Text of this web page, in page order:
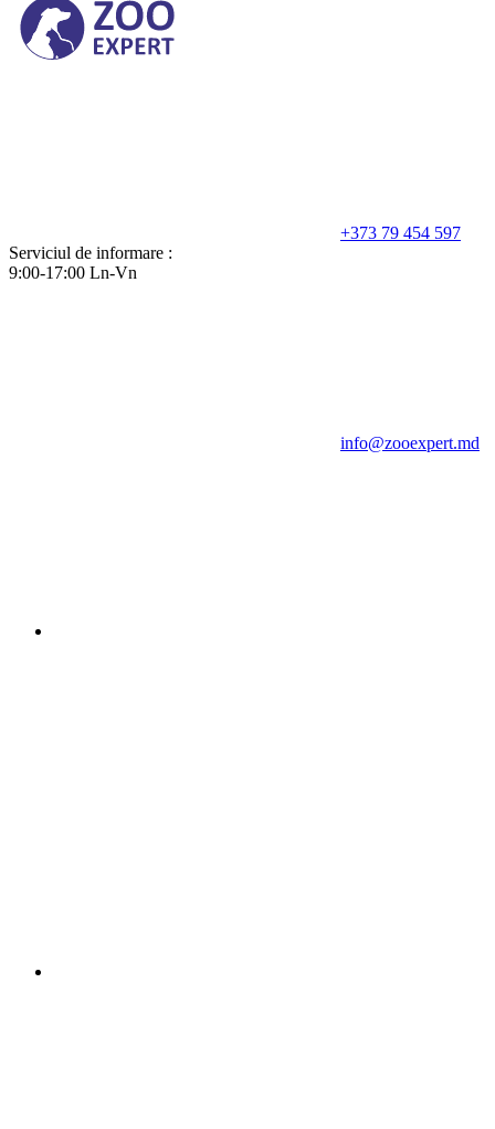
+373 79 454 597
Serviciul de informare :
9:00-17:00 Ln-Vn
info@zooexpert.md